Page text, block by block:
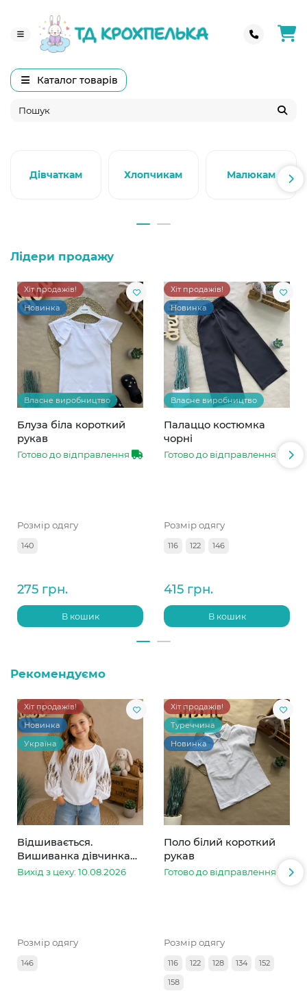
Каталог товарів
Дівчаткам Хлопчикам Малюкам
Лідери продажу
Хіт продажів!
Новинка
Власне виробництво
Блуза біла короткий
рукав
Готово до відправлення
Розмір одягу
140
275 грн.
В кошик
Хіт продажів!
Новинка
Власне виробництво
Палаццо костюмка
чорні
Готово до відправлення
Розмір одягу
116 122 146
415 грн.
В кошик
Рекомендуємо
Хіт продажів!
Новинка
Україна
Відшивається.
Вишиванка дівчинка
колоски
Вихід з цеху: 10.08.2026
Розмір одягу
146
Хіт продажів!
Туреччина
Новинка
Поло білий короткий
рукав
Готово до відправлення
Розмір одягу
116 122 128 134
152
158